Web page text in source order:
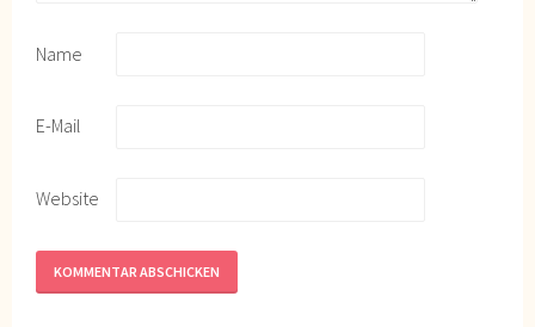
Name
E-Mail
Website